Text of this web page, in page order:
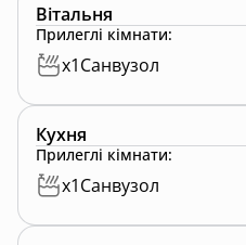
Вітальня
Прилеглі кімнати:
x1Санвузол
Кухня
Прилеглі кімнати:
x1Санвузол